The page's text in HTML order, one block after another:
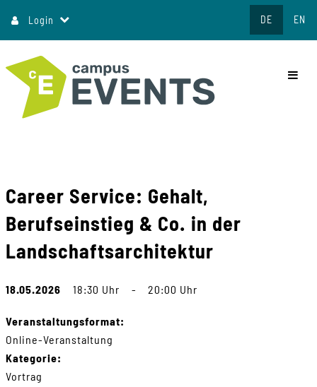
zum
Inhalt
Login DE EN
Career Service: Gehalt,
Berufseinstieg & Co. in der
Landschaftsarchitektur
18.05.2026 18:30 Uhr - 20:00 Uhr
Veranstaltungsformat:
Online-Veranstaltung
Kategorie:
Vortrag